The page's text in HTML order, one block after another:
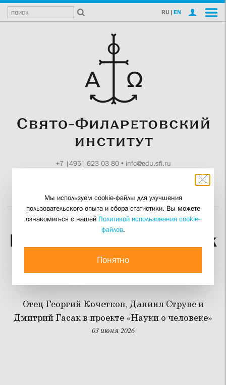
RU | EN
+7 |495| 623 03 80• info@edu.sfi.ru
Никита Струве — вестник
русского христианского
движения
Отец Георгий Кочетков, Даниил Струве и
Дмитрий Гасак в проекте «Науки о человеке»
03 июня 2026
Мы используем cookie-файлы для улучшения
пользовательского опыта и сбора статистики. Вы можете
ознакомиться с нашей Политикой использования cookie-
файлов.
Понятно